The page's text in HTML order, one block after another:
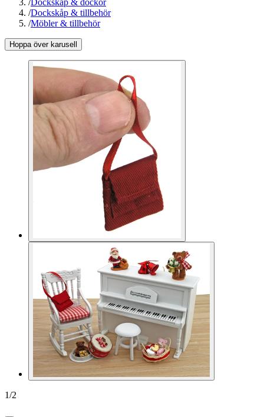
/Dockskåp & dockor
/Dockskåp & tillbehör
/Möbler & tillbehör
Hoppa över karusell
1/2